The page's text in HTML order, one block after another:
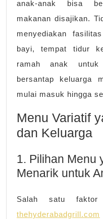
anak-anak bisa
makanan disajikan.
menyediakan
bayi, tempat tidur
ramah anak untuk
bersantap keluarga
mulai masuk hingga
Menu Variatif
dan Keluarga
1. Pilihan Menu
Menarik untuk
Salah satu faktor
thehyderabadgrill.com